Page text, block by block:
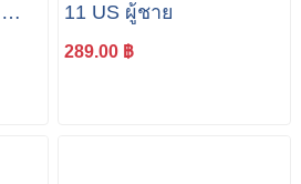
11 US ผู้ชาย
289.00 ฿